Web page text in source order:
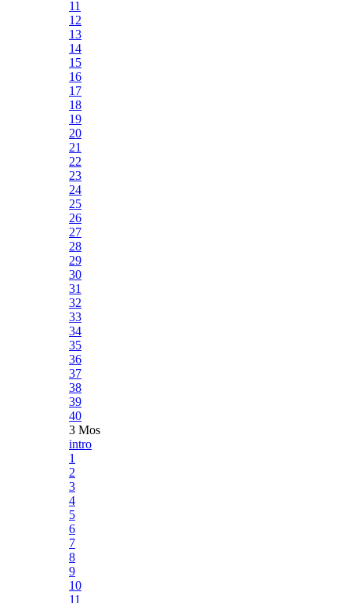
11
12
13
14
15
16
17
18
19
20
21
22
23
24
25
26
27
28
29
30
31
32
33
34
35
36
37
38
39
40
3 Mos
intro
1
2
3
4
5
6
7
8
9
10
11